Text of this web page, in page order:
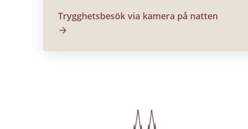
Trygghetsbesök via kamera på natten